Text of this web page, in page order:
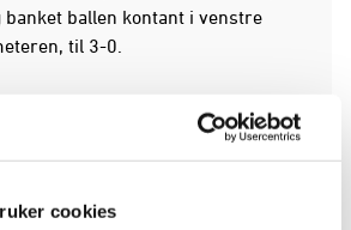
cookies
banket ballen kontant i venstre
til 3-0.
de første minuttene av
Soboczynski, som på sikkert